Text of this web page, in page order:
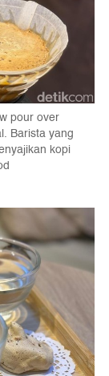
pour over
Barista yang
kopi